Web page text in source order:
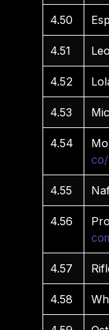
4.50
4.51
4.52
4.53
4.54
co/
4.55
4.56
4.57
4.58